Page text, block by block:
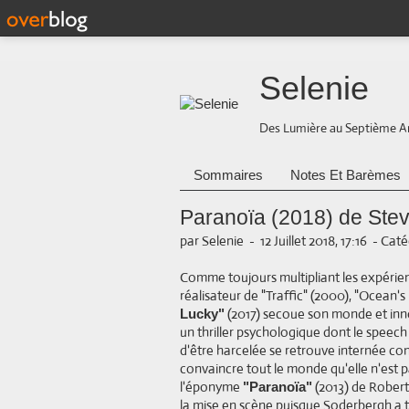
Selenie
Des Lumière au Septième
Sommaires Notes Et Barèmes
Paranoïa (2018) de
par Selenie - 12 Juillet 2018, 17:16 -
Comme toujours multipliant les
réalisateur de "Traffic" (2000),
Lucky" (2017) secoue son monde et
un thriller psychologique dont le
d'être harcelée se retrouve internée
convaincre tout le monde qu'elle n'est
l'éponyme "Paranoïa" (2013) de
la mise en scène puisque Soderbergh